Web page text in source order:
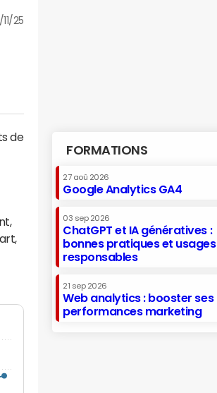
25
de
FORMATIONS
27 aoû 2026
Google Analytics GA4
03 sep 2026
ChatGPT et IA génératives :
bonnes pratiques et usages
responsables
21 sep 2026
Web analytics : booster ses
performances marketing